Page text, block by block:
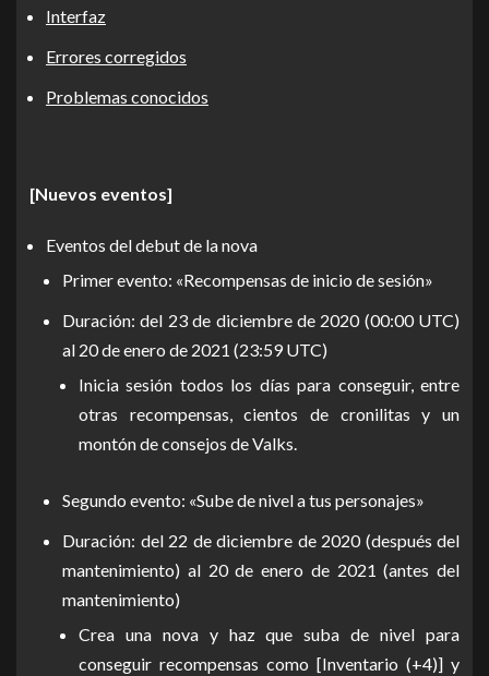
Interfaz
Errores corregidos
Problemas conocidos
[Nuevos eventos]
Eventos del debut de la nova
Primer evento: «Recompensas de inicio de sesión»
Duración: del 23 de diciembre de 2020 (00:00 UTC)
al 20 de enero de 2021 (23:59 UTC)
Inicia sesión todos los días para conseguir, entre
otras recompensas, cientos de cronilitas y un
montón de consejos de Valks.
Segundo evento: «Sube de nivel a tus personajes»
Duración: del 22 de diciembre de 2020 (después del
mantenimiento) al 20 de enero de 2021 (antes del
mantenimiento)
Crea una nova y haz que suba de nivel para
conseguir recompensas como [Inventario (+4)] y